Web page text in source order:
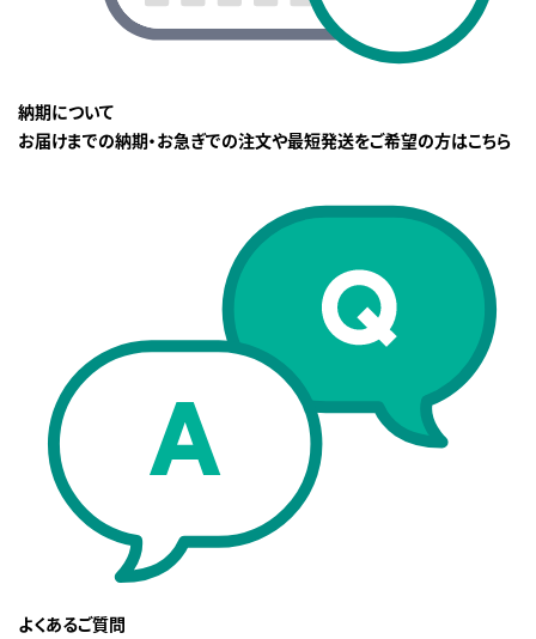
納期について
お届けまでの納期・お急ぎでの注文や最短発送をご希望の方はこちら
よくあるご質問